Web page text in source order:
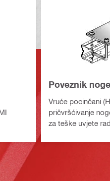
Poveznik
Vruće pocinčani
pričvršćivanje
za teške uvjete